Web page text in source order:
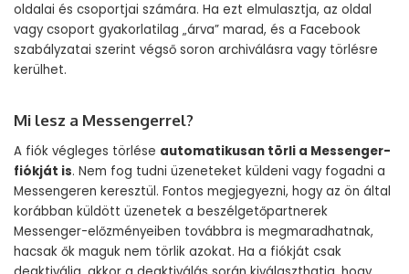
oldalai és csoportjai számára. Ha ezt elmulasztja, az oldal
vagy csoport gyakorlatilag „árva” marad, és a Facebook
szabályzatai szerint végső soron archiválásra vagy törlésre
kerülhet.
Mi lesz a Messengerrel?
A fiók végleges törlése automatikusan törli a Messenger-
fiókját is. Nem fog tudni üzeneteket küldeni vagy fogadni a
Messengeren keresztül. Fontos megjegyezni, hogy az ön által
korábban küldött üzenetek a beszélgetőpartnerek
Messenger-előzményeiben továbbra is megmaradhatnak,
hacsak ők maguk nem törlik azokat. Ha a fiókját csak